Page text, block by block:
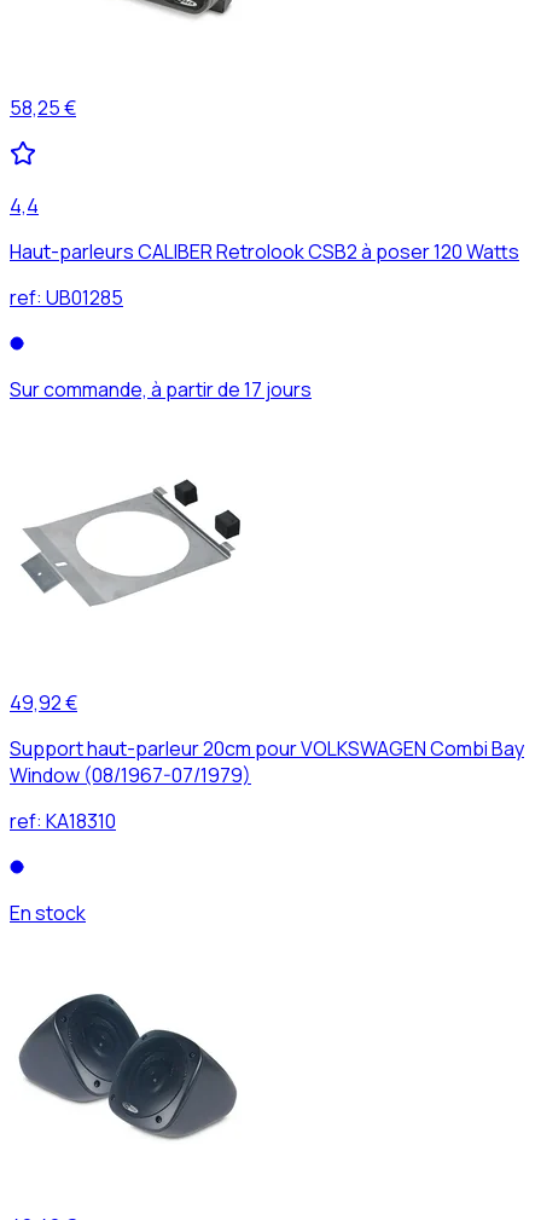
58,25 €
4,4
Haut-parleurs CALIBER Retrolook CSB2 à poser 120 Watts
ref: UB01285
Sur commande, à partir de 17 jours
49,92 €
Support haut-parleur 20cm pour VOLKSWAGEN Combi Bay
Window (08/1967-07/1979)
ref: KA18310
En stock